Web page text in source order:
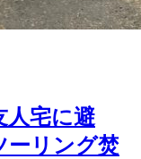
人宅に避
ーリング焚